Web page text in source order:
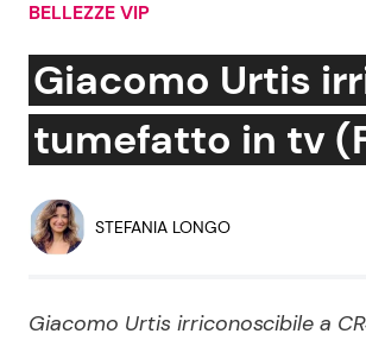
Social News
News dal mondo
BELLEZZE VIP
Giacomo Urtis
tumefatto in tv
STEFANIA LONGO
Giacomo Urtis irriconoscibile a